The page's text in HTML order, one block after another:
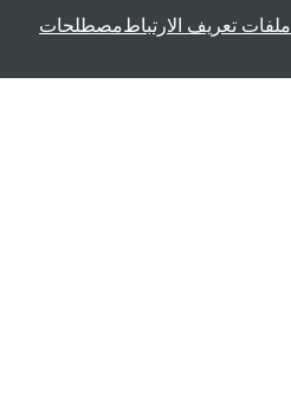
ملفات تعريف الارتباطمصطلحات